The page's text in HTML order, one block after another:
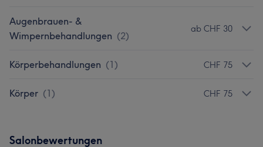
Augenbrauen- &
Wimpernbehandlungen (2)
ab CHF 30
Körperbehandlungen (1) CHF 75
Körper (1) CHF 75
Salonbewertungen